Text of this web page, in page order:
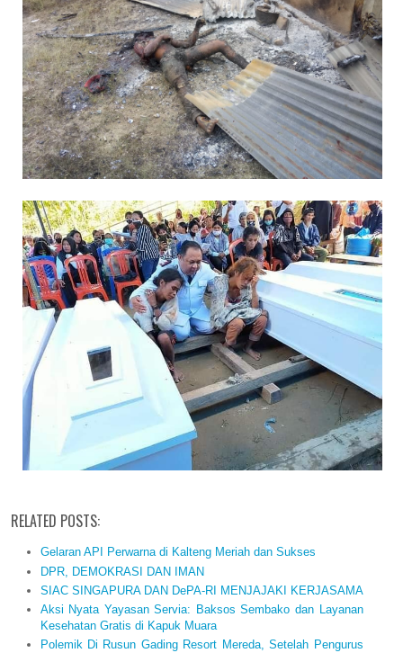
RELATED POSTS:
Gelaran API Perwarna di Kalteng Meriah dan Sukses
DPR, DEMOKRASI DAN IMAN
SIAC SINGAPURA DAN DePA-RI MENJAJAKI KERJASAMA
Aksi Nyata Yayasan Servia: Baksos Sembako dan Layanan
Kesehatan Gratis di Kapuk Muara
Polemik Di Rusun Gading Resort Mereda, Setelah Pengurus